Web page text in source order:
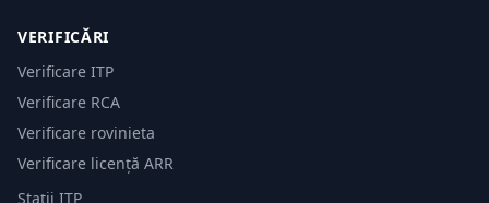
VERIFICĂRI
Verificare ITP
Verificare RCA
Verificare rovinieta
Verificare licență ARR
Stații ITP